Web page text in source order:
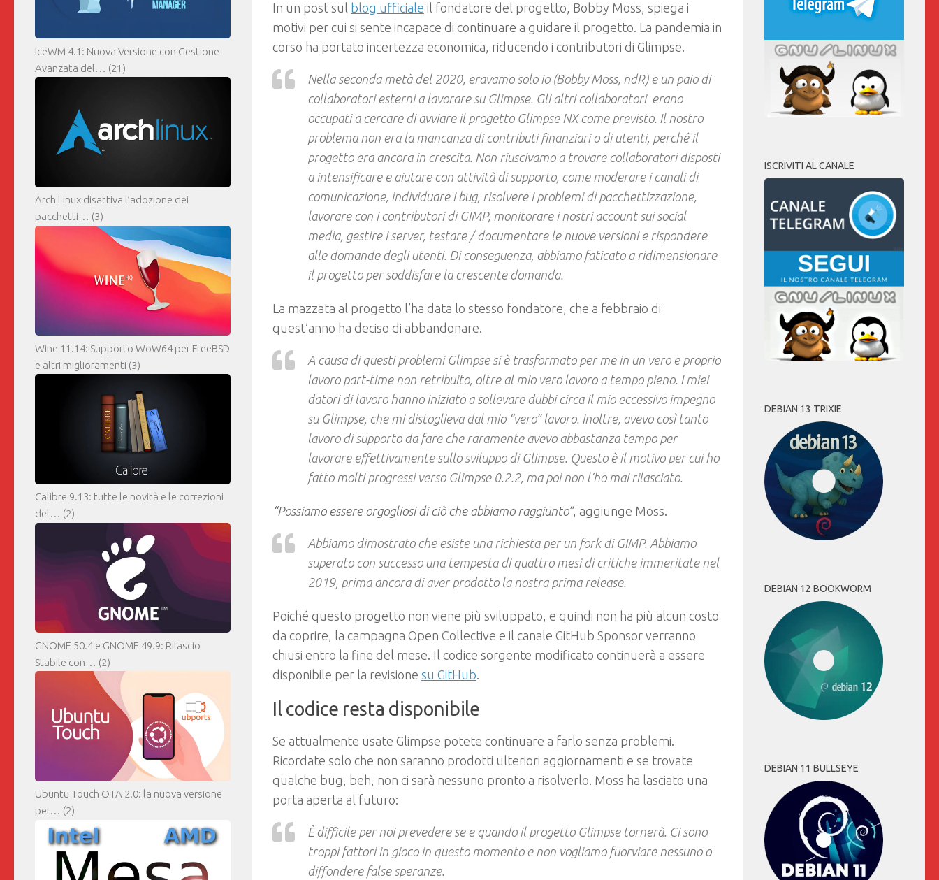
In un post sul blog ufficiale il fondatore del progetto, Bobby Moss, spiega i
motivi per cui si sente incapace di continuare a guidare il progetto. La pandemia in
corso ha portato incertezza economica, riducendo i contributori di Glimpse.
Nella seconda metà del 2020, eravamo solo io (Bobby Moss, ndR) e un paio di
collaboratori esterni a lavorare su Glimpse. Gli altri collaboratori erano
occupati a cercare di avviare il progetto Glimpse NX come previsto. Il nostro
problema non era la mancanza di contributi finanziari o di utenti, perché il
progetto era ancora in crescita. Non riuscivamo a trovare collaboratori disposti
a intensificare e aiutare con attività di supporto, come moderare i canali di
comunicazione, individuare i bug, risolvere i problemi di pacchettizzazione,
lavorare con i contributori di GIMP, monitorare i nostri account sui social
media, gestire i server, testare / documentare le nuove versioni e rispondere
alle domande degli utenti. Di conseguenza, abbiamo faticato a ridimensionare
il progetto per soddisfare la crescente domanda.
La mazzata al progetto l’ha data lo stesso fondatore, che a febbraio di
quest’anno ha deciso di abbandonare.
A causa di questi problemi Glimpse si è trasformato per me in un vero e proprio
lavoro part-time non retribuito, oltre al mio vero lavoro a tempo pieno. I miei
datori di lavoro hanno iniziato a sollevare dubbi circa il mio eccessivo impegno
su Glimpse, che mi distoglieva dal mio “vero” lavoro. Inoltre, avevo così tanto
lavoro di supporto da fare che raramente avevo abbastanza tempo per
lavorare effettivamente sullo sviluppo di Glimpse. Questo è il motivo per cui ho
fatto molti progressi verso Glimpse 0.2.2, ma poi non l’ho mai rilasciato.
“Possiamo essere orgogliosi di ciò che abbiamo raggiunto”, aggiunge Moss.
Abbiamo dimostrato che esiste una richiesta per un fork di GIMP. Abbiamo
superato con successo una tempesta di quattro mesi di critiche immeritate nel
2019, prima ancora di aver prodotto la nostra prima release.
Poiché questo progetto non viene più sviluppato, e quindi non ha più alcun costo
da coprire, la campagna Open Collective e il canale GitHub Sponsor verranno
chiusi entro la fine del mese. Il codice sorgente modificato continuerà a essere
disponibile per la revisione su GitHub.
Il codice resta disponibile
Se attualmente usate Glimpse potete continuare a farlo senza problemi.
Ricordate solo che non saranno prodotti ulteriori aggiornamenti e se trovate
qualche bug, beh, non ci sarà nessuno pronto a risolverlo. Moss ha lasciato una
porta aperta al futuro:
È difficile per noi prevedere se e quando il progetto Glimpse tornerà. Ci sono
troppi fattori in gioco in questo momento e non vogliamo fuorviare nessuno o
diffondere false speranze.
IceWM 4.1: Nuova Versione con Gestione
Avanzata del… (21)
Arch Linux disattiva l’adozione dei
pacchetti… (3)
Wine 11.14: Supporto WoW64 per FreeBSD
e altri miglioramenti (3)
Calibre 9.13: tutte le novità e le correzioni
del… (2)
GNOME 50.4 e GNOME 49.9: Rilascio
Stabile con… (2)
Ubuntu Touch OTA 2.0: la nuova versione
per… (2)
ISCRIVITI AL CANALE
DEBIAN 13 TRIXIE
DEBIAN 12 BOOKWORM
DEBIAN 11 BULLSEYE